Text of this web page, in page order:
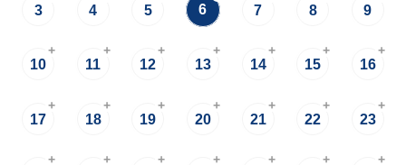
3 4 5 6 7 8 9
10
+
11
+
12
+
13
+
14
+
15
+
16
+
17
+
18
+
19
+
20
+
21
+
22
+
23
+
+ + + + + + +